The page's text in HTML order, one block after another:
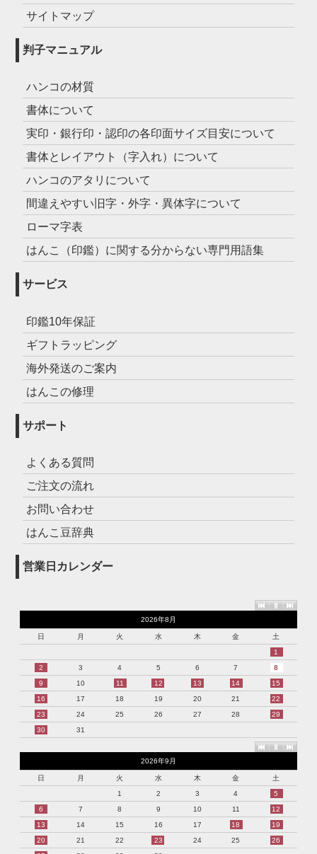
サイトマップ
判子マニュアル
ハンコの材質
書体について
実印・銀行印・認印の各印面サイズ目安について
書体とレイアウト（字入れ）について
ハンコのアタリについて
間違えやすい旧字・外字・異体字について
ローマ字表
はんこ（印鑑）に関する分からない専門用語集
サービス
印鑑10年保証
ギフトラッピング
海外発送のご案内
はんこの修理
サポート
よくある質問
ご注文の流れ
お問い合わせ
はんこ豆辞典
営業日カレンダー
2026年8月
日 月 火 水 木 金
土
1
2
3 4 5 6 7
8
9
10 11 12 13 14
15
16
17 18 19 20 21
22
23
24 25 26 27 28
29
30
31
2026年9月
日 月 火 水 木 金
土
1
2 3 4
5
6
7 8 9 10 11
12
13
14 15 16 17 18
19
20
21 22 23 24 25
26